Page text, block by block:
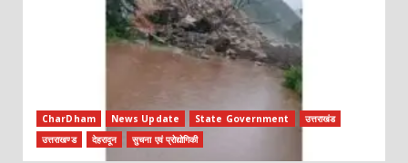
CharDham News Update State Government
उत्तराखंड
उत्तराखण्ड
देहरादून सुचना एवं प्रोद्योगिकी